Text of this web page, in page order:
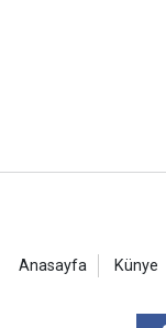
Anasayfa Künye